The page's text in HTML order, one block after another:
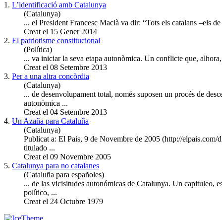
1. L’identificació amb Catalunya
(Catalunya)
... el President Francesc Macià va dir: “Tots els catalans –els
Creat el 15 Gener 2014
2. El patriotisme constitucional
(Política)
... va iniciar la seva etapa autonòmica. Un conflicte que,
Creat el 08 Setembre 2013
3. Per a una altra concòrdia
(Catalunya)
... de desenvolupament total, només suposen un procés de
autonòmica ...
Creat el 04 Setembre 2013
4. Un Azaña para Cataluña
(Catalunya)
Publicat a: El Pais, 9 de Novembre de 2005 (http://
titulado ...
Creat el 09 Novembre 2005
5. Catalunya para no catalanes
(Cataluña para españoles)
... de las vicisitudes autonómicas de Catalunya. Un capituleo,
político, ...
Creat el 24 Octubre 1979